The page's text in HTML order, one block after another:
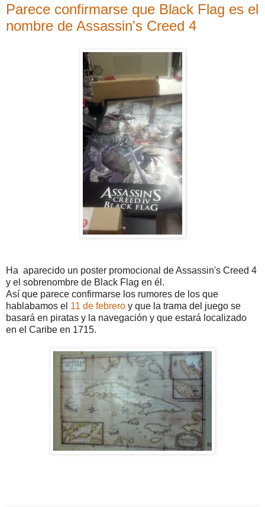
Parece confirmarse que Black Flag es el
nombre de Assassin's Creed 4
Ha aparecido un poster promocional de Assassin's Creed 4
y el sobrenombre de Black Flag en él.
Así que parece confirmarse los rumores de los que
hablabamos el 11 de febrero y que la trama del juego se
basará en piratas y la navegación y que estará localizado
en el Caribe en 1715.